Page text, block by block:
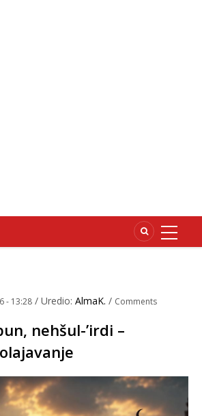
- 13:28 / Uredio: AlmaK. / Comments
nehšul-’irdi –